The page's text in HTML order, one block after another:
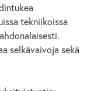
tekniikoissa
selkävaivoja sekä